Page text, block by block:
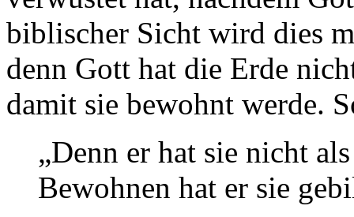
biblischer Sicht wird dies
denn Gott hat die Erde
damit sie bewohnt werde.
„Denn er hat sie nicht
Bewohnen hat er sie